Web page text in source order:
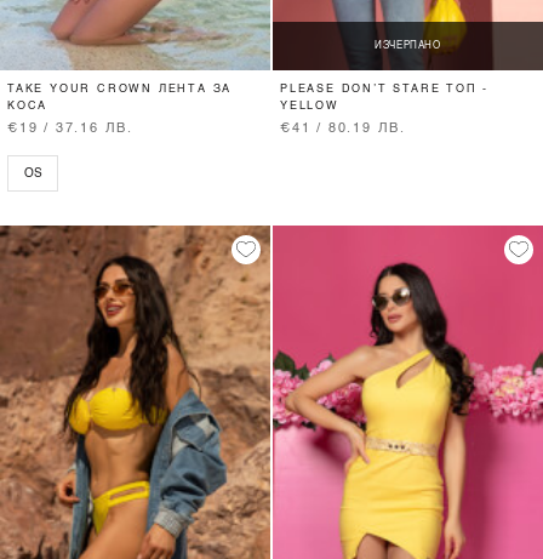
TAKE YOUR CROWN ЛЕНТА ЗА
КОСА
€19 / 37.16 ЛВ.
OS
ИЗЧЕРПАНО
PLEASE DON’T STARE ТОП -
YELLOW
€41 / 80.19 ЛВ.